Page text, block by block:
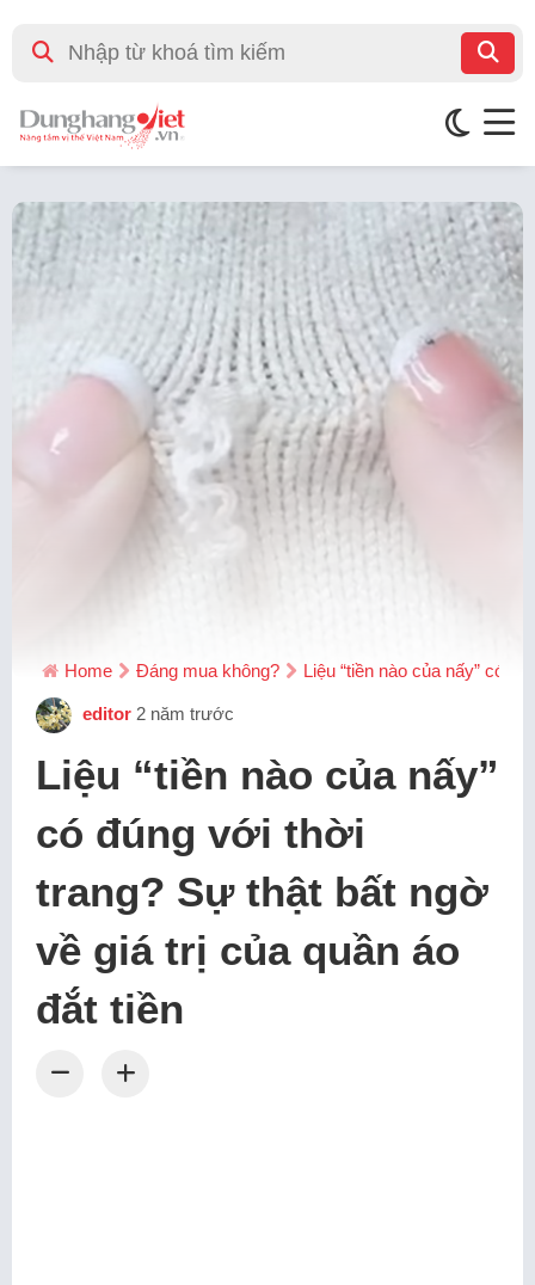
Home Đáng mua không? Liệu “tiền nào của nấy” có
editor 2 năm trước
Liệu “tiền nào của nấy”
có đúng với thời
trang? Sự thật bất ngờ
về giá trị của quần áo
đắt tiền